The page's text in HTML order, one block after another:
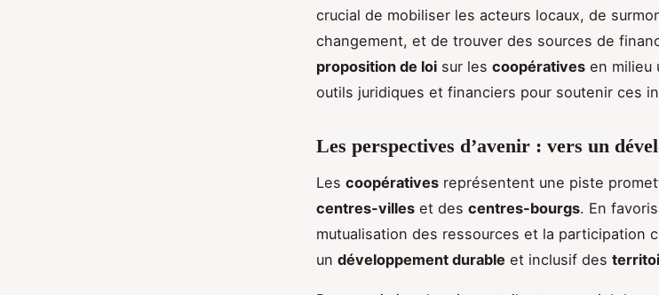
crucial de mobiliser les acteurs locaux, de
changement, et de trouver des sources de
proposition de loi sur les coopératives en milieu
outils juridiques et financiers pour soutenir ces
Les perspectives d’avenir : vers un
Les coopératives représentent une piste
centres-villes et des centres-bourgs. En
mutualisation des ressources et la participation
un développement durable et inclusif des